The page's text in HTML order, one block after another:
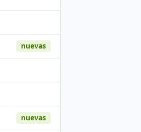
nuevas
nuevas